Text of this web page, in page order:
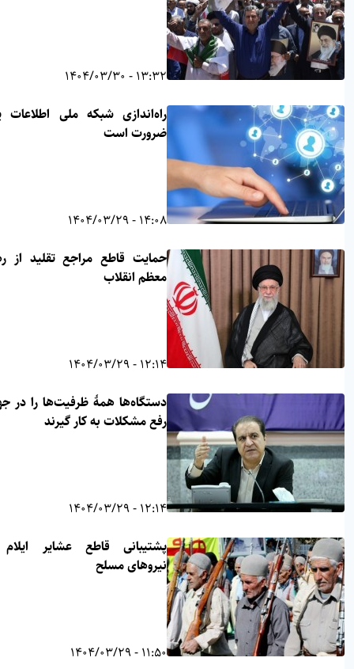
13:32 - 1404/03/30
راه‌اندازی شبکه ملی اطلاعات یک
ضرورت است
14:08 - 1404/03/29
حمایت قاطع مراجع تقلید از رهبر
معظم انقلاب
12:14 - 1404/03/29
دستگاه‌ها همهٔ ظرفیت‌ها را در جهت
رفع مشکلات به کار گیرند
12:14 - 1404/03/29
پشتیبانی قاطع عشایر ایلام از
نیروهای مسلح
11:50 - 1404/03/29